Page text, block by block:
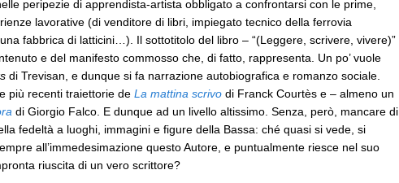
peripezie di apprendista-artista obbligato a confrontarsi con le prime,
lavorative (di venditore di libri, impiegato tecnico della ferrovia
fabbrica di latticini…). Il sottotitolo del libro – “(Leggere, scrivere, vivere)”
e del manifesto commosso che, di fatto, rappresenta. Un po’ vuole
di Trevisan, e dunque si fa narrazione autobiografica e romanzo sociale.
più recenti traiettorie de La mattina scrivo di Franck Courtès e – almeno un
di Giorgio Falco. E dunque ad un livello altissimo. Senza, però, mancare di
fedeltà a luoghi, immagini e figure della Bassa: ché quasi si vede, si
all’immedesimazione questo Autore, e puntualmente riesce nel suo
riuscita di un vero scrittore?